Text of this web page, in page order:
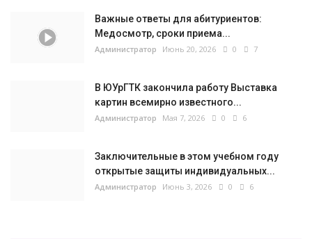
Важные ответы для абитуриентов:
Медосмотр, сроки приема...
Администратор Июнь 20, 2026 0 7
В ЮУрГТК закончила работу Выставка
картин всемирно известного...
Администратор Мая 7, 2026 0 6
Заключительные в этом учебном году
открытые защиты индивидуальных...
Администратор Июнь 3, 2026 0 6